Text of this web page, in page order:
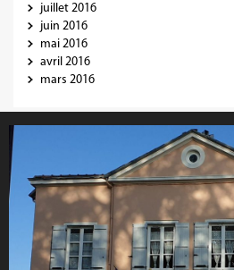
juillet 2016
juin 2016
mai 2016
avril 2016
mars 2016